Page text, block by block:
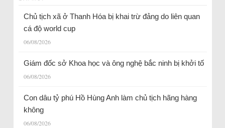
Chủ tịch xã ở Thanh Hóa bị khai trừ đảng do liên quan
cá độ world cup
06/08/2026
Giám đốc sở Khoa học và ông nghệ bắc ninh bị khởi tố
06/08/2026
Con dâu tỷ phú Hồ Hùng Anh làm chủ tịch hãng hàng
không
06/08/2026